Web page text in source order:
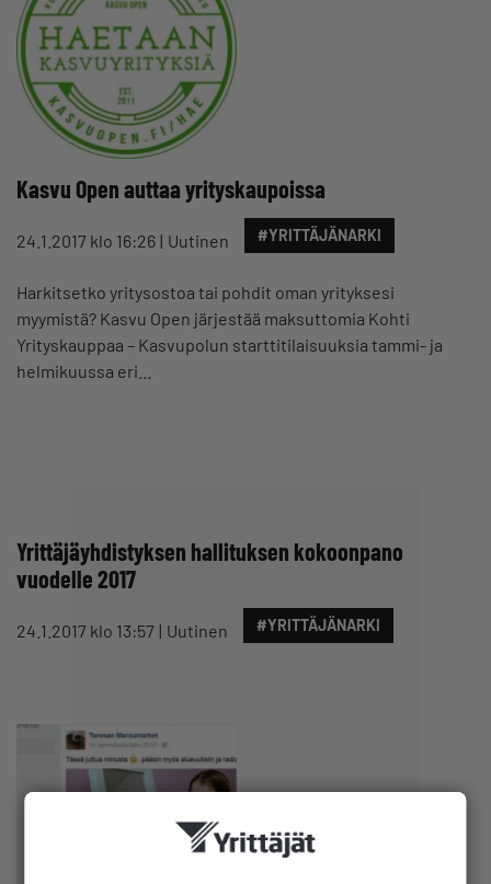
Kasvu Open auttaa yrityskaupoissa
24.1.2017 klo 16:26 Uutinen #YRITTÄJÄNARKI
Harkitsetko yritysostoa tai pohdit oman yrityksesi
myymistä? Kasvu Open järjestää maksuttomia Kohti
Yrityskauppaa – Kasvupolun starttitilaisuuksia tammi- ja
helmikuussa eri…
Yrittäjäyhdistyksen hallituksen kokoonpano
vuodelle 2017
24.1.2017 klo 13:57 Uutinen #YRITTÄJÄNARKI